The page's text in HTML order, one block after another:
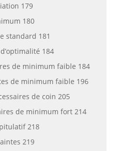
179
180
standard 181
184
de minimum faible 184
de minimum faible 196
de coin 205
de minimum fort 214
218
219